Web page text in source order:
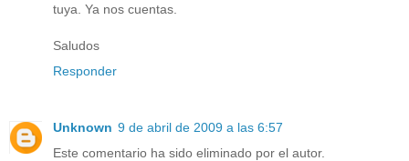
tuya. Ya nos cuentas.
Saludos
Responder
Unknown 9 de abril de 2009 a las 6:57
Este comentario ha sido eliminado por el autor.